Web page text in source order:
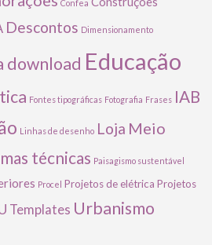
Confea
Descontos Dimensionamento
download Educação
Fontes tipográficas Fotografia Frases IAB
Linhas de desenho Loja Meio
técnicas Paisagismo sustentável
Procel Projetos de elétrica Projetos
Templates Urbanismo